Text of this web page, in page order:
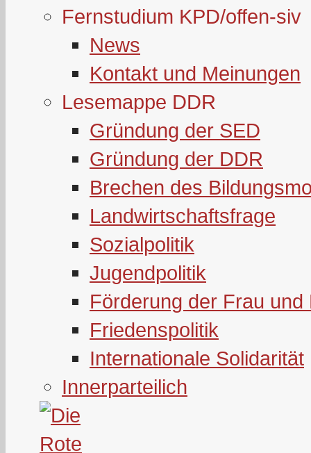
Fernstudium KPD/offen-siv
News
Kontakt und Meinungen
Lesemappe DDR
Gründung der SED
Gründung der DDR
Brechen des
Landwirtschaftsfrage
Sozialpolitik
Jugendpolitik
Förderung der Frau und
Friedenspolitik
Internationale Solidarität
Innerparteilich